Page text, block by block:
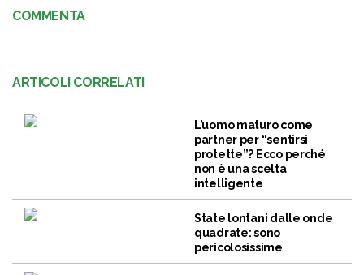
COMMENTA
ARTICOLI CORRELATI
L’uomo maturo come
partner per “sentirsi
protette”? Ecco perché
non è una scelta
intelligente
State lontani dalle onde
quadrate: sono
pericolosissime